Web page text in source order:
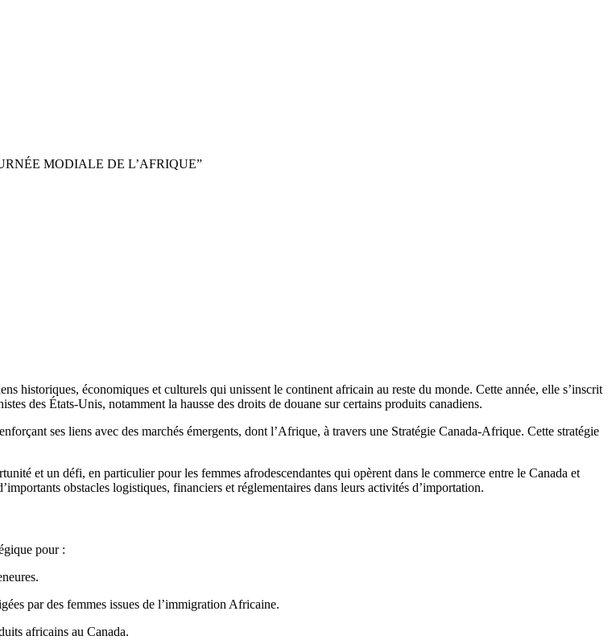
MODIALE DE L’AFRIQUE”
historiques, économiques et culturels qui unissent le continent africain au reste du monde. Cette année, elle s’inscrit
des États-Unis, notamment la hausse des droits de douane sur certains produits canadiens.
ses liens avec des marchés émergents, dont l’Afrique, à travers une Stratégie Canada-Afrique. Cette stratégie
et un défi, en particulier pour les femmes afrodescendantes qui opèrent dans le commerce entre le Canada et
obstacles logistiques, financiers et réglementaires dans leurs activités d’importation.
pour :
par des femmes issues de l’immigration Africaine.
africains au Canada.